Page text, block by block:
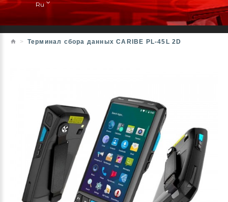
Ru
Терминал сбора данных CARIBE PL-45L 2D